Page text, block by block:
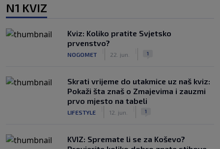
N1 KVIZ
Kviz: Koliko pratite Svjetsko
prvenstvo?
NOGOMET 22. jun. 1
Skrati vrijeme do utakmice uz naš kviz:
Pokaži šta znaš o Zmajevima i zauzmi
prvo mjesto na tabeli
LIFESTYLE 12. jun. 1
KVIZ: Spremate li se za Koševo?